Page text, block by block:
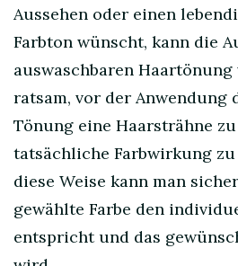
Aussehen oder einen
Farbton wünscht, kann die
auswaschbaren
ratsam, vor der Anwendung
Tönung eine Haarsträhne
tatsächliche Farbwirkung
diese Weise kann man
gewählte Farbe den
entspricht und das